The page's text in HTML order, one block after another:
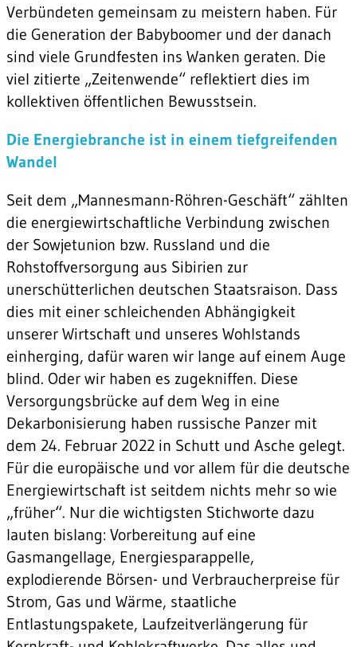
Verbündeten gemeinsam zu meistern haben. Für
die Generation der Babyboomer und der danach
sind viele Grundfesten ins Wanken geraten. Die
viel zitierte „Zeitenwende“ reflektiert dies im
kollektiven öffentlichen Bewusstsein.
Die Energiebranche ist in einem tiefgreifenden
Wandel
Seit dem „Mannesmann-Röhren-Geschäft“ zählten
die energiewirtschaftliche Verbindung zwischen
der Sowjetunion bzw. Russland und die
Rohstoffversorgung aus Sibirien zur
unerschütterlichen deutschen Staatsraison. Dass
dies mit einer schleichenden Abhängigkeit
unserer Wirtschaft und unseres Wohlstands
einherging, dafür waren wir lange auf einem Auge
blind. Oder wir haben es zugekniffen. Diese
Versorgungsbrücke auf dem Weg in eine
Dekarbonisierung haben russische Panzer mit
dem 24. Februar 2022 in Schutt und Asche gelegt.
Für die europäische und vor allem für die deutsche
Energiewirtschaft ist seitdem nichts mehr so wie
„früher“. Nur die wichtigsten Stichworte dazu
lauten bislang: Vorbereitung auf eine
Gasmangellage, Energiesparappelle,
explodierende Börsen- und Verbraucherpreise für
Strom, Gas und Wärme, staatliche
Entlastungspakete, Laufzeitverlängerung für